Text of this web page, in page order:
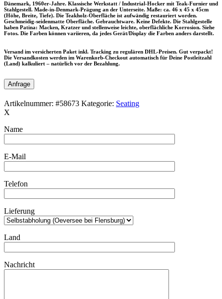
Dänemark, 1960er-Jahre. Klassische Werkstatt / Industrial-Hocker mit Teak-Furnier und
Stahlgestell. Made-in-Denmark-Prägung an der Unterseite. Maße: ca. 46 x 45 x 45cm
(Höhe, Breite, Tiefe). Die Teakholz-Oberfläche ist aufwändig restauriert worden.
Geschmeidig-seidenmatte Oberfläche. Gebrauchtware. Keine Defekte. Die Stahlgestelle
haben Patina: Macken, Kratzer und stellenweise leichte, oberflächliche Korrosion. Siehe
Fotos. Die Farben können variieren, da jedes Gerät/Display die Farben anders darstellt.
Versand im versicherten Paket inkl. Tracking zu regulären DHL-Preisen. Gut verpackt!
Die Versandkosten werden im Warenkorb-Checkout automatisch für Deine Postleitzahl
(Land) kalkuliert – natürlich vor der Bezahlung.
Anfrage
Artikelnummer: #58673 Kategorie: Seating
X
Name
E-Mail
Telefon
Lieferung
Land
Nachricht